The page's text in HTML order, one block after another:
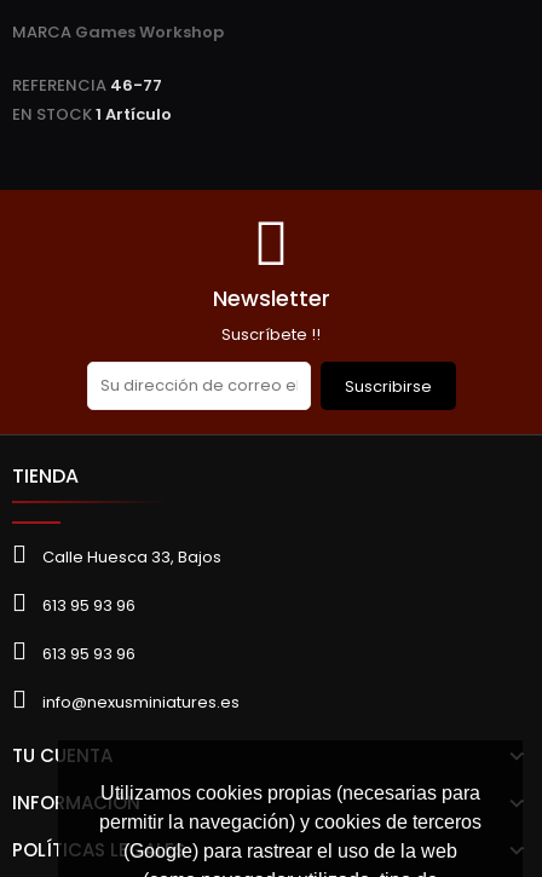
Utilizamos cookies propias (necesarias para
permitir la navegación) y cookies de terceros
(Google) para rastrear el uso de la web
MARCA Games Workshop
REFERENCIA 46-77
EN STOCK1 Artículo
Newsletter
Suscríbete !!
Suscribirse
TIENDA
Calle Huesca 33, Bajos
613 95 93 96
613 95 93 96
info@nexusminiatures.es
TU CUENTA
INFORMACIÓN
POLÍTICAS LEGALES